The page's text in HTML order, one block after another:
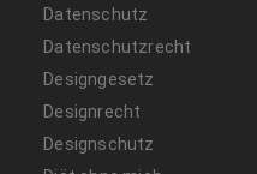
Datenschutz
Datenschutzrecht
Designgesetz
Designrecht
Designschutz